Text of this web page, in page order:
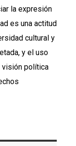
la expresión
es una actitud
cultural y
y el uso
visión política